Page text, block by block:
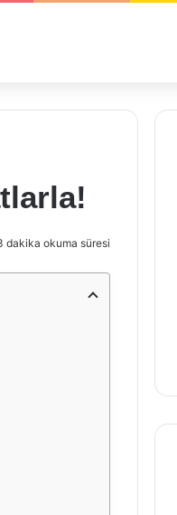
dakika okuma süresi